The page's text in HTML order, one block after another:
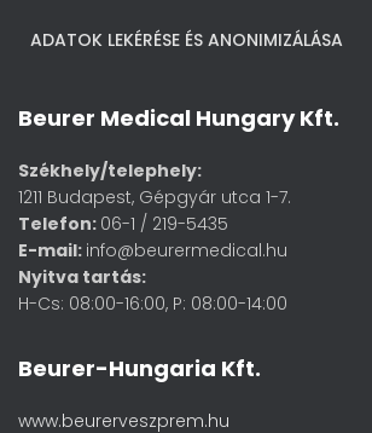
ADATOK LEKÉRÉSE ÉS ANONIMIZÁLÁSA
Beurer Medical Hungary Kft.
Székhely/telephely:
1211 Budapest, Gépgyár utca 1-7.
Telefon: 06-1 / 219-5435
E-mail: info@beurermedical.hu
Nyitva tartás:
H-Cs: 08:00-16:00, P: 08:00-14:00
Beurer-Hungaria Kft.
www.beurerveszprem.hu